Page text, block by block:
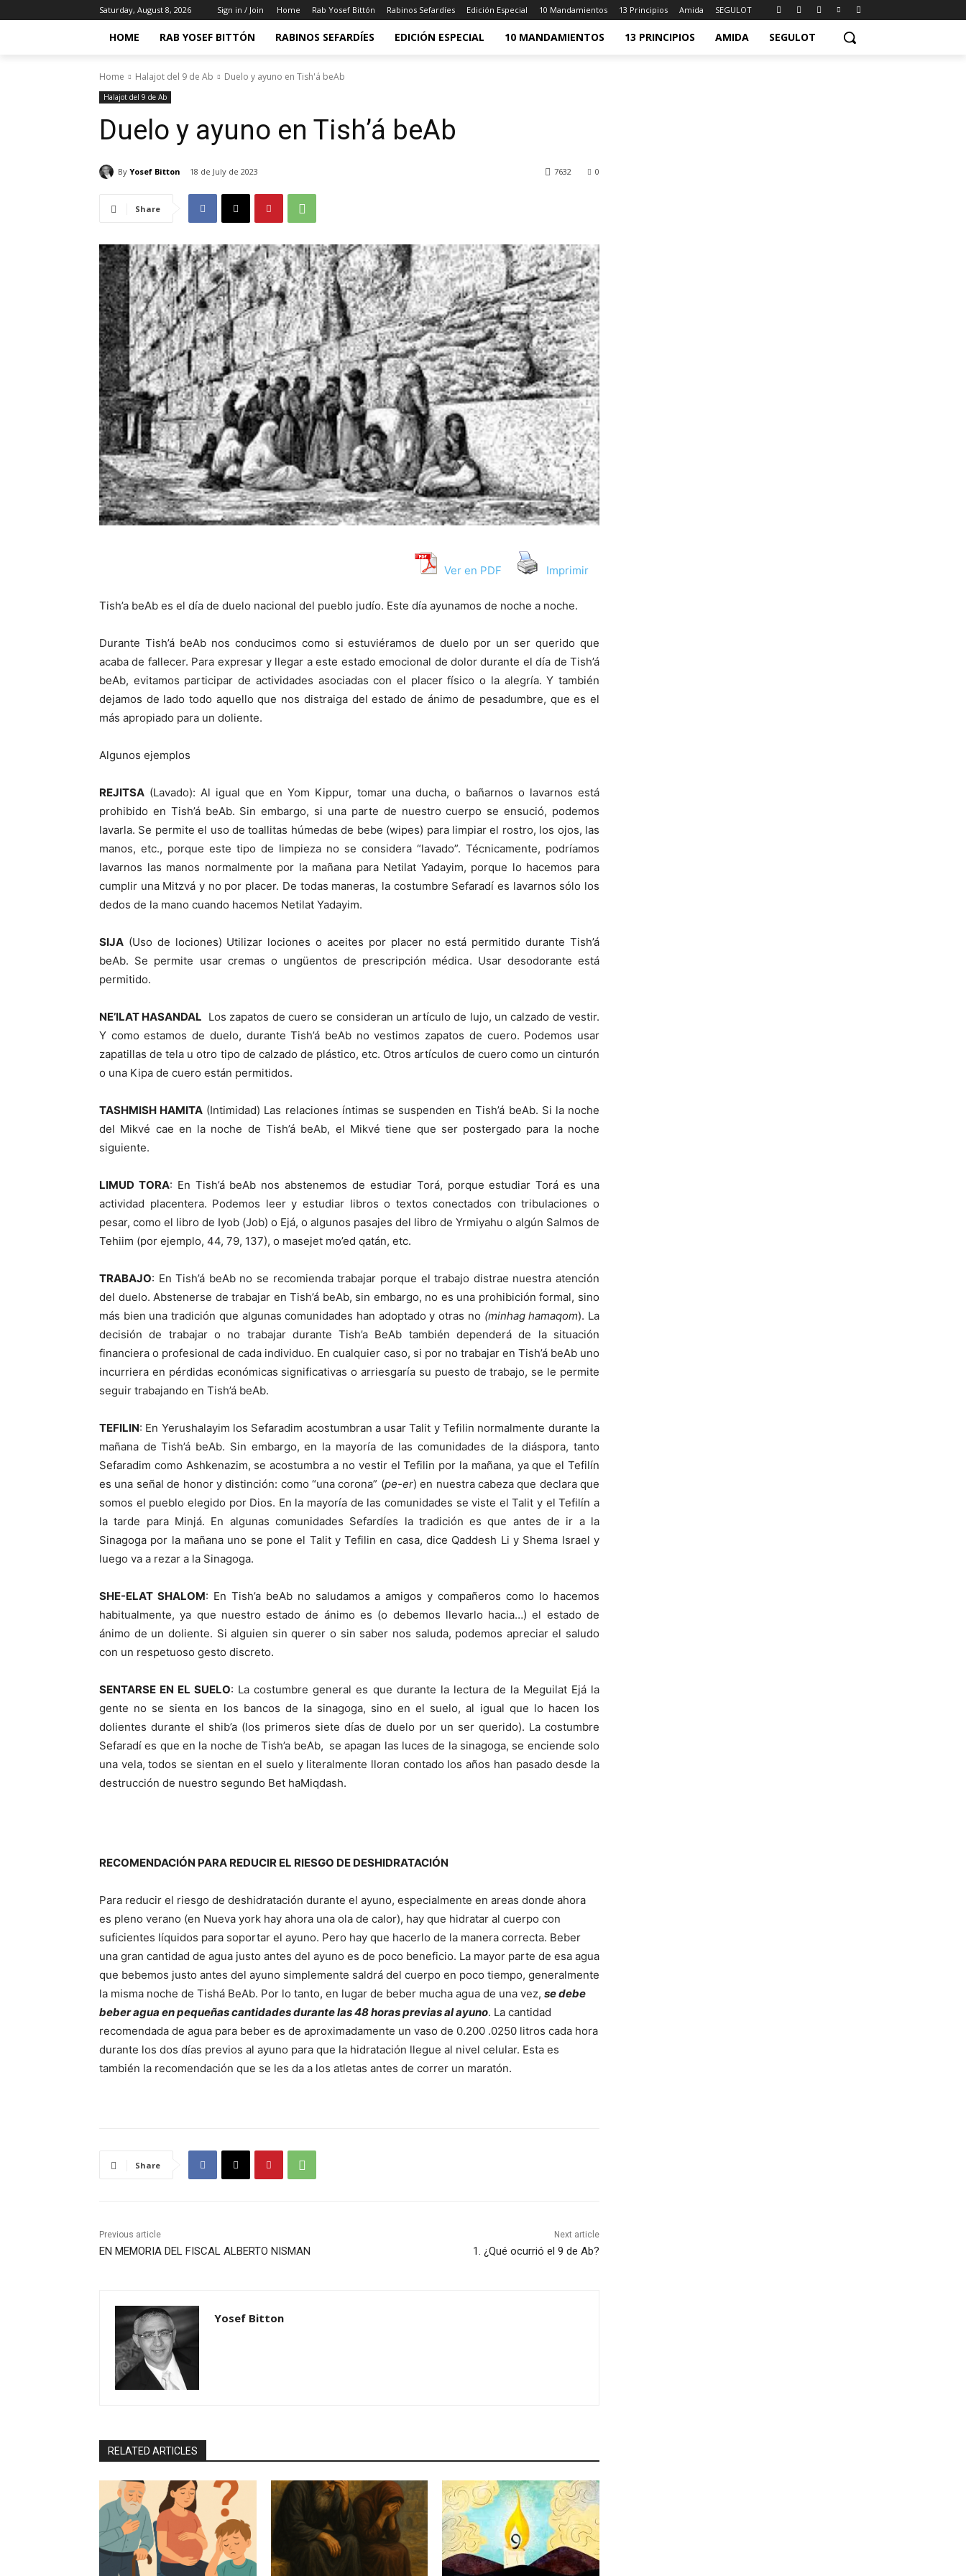
Saturday, August 8, 2026 Sign in / Join Home Rab Yosef Bittón Rabinos Sefardíes Edición Especial 10 Mandamientos 13 Principios Amida SEGULOT
HOME RAB YOSEF BITTÓN RABINOS SEFARDÍES EDICIÓN ESPECIAL 10 MANDAMIENTOS 13 PRINCIPIOS AMIDA SEGULOT
Home Halajot del 9 de Ab Duelo y ayuno en Tish'á beAb
Halajot del 9 de Ab
Duelo y ayuno en Tish’á beAb
By Yosef Bitton 18 de July de 2023 0
7632
Share
Ver en PDF Imprimir
Tish’a beAb es el día de duelo nacional del pueblo judío. Este día ayunamos de noche a noche.
Durante Tish’á beAb nos conducimos como si estuviéramos de duelo por un ser querido que
acaba de fallecer. Para expresar y llegar a este estado emocional de dolor durante el día de Tish’á
beAb, evitamos participar de actividades asociadas con el placer físico o la alegría. Y también
dejamos de lado todo aquello que nos distraiga del estado de ánimo de pesadumbre, que es el
más apropiado para un doliente.
Algunos ejemplos
REJITSA (Lavado): Al igual que en Yom Kippur, tomar una ducha, o bañarnos o lavarnos está
prohibido en Tish’á beAb. Sin embargo, si una parte de nuestro cuerpo se ensució, podemos
lavarla. Se permite el uso de toallitas húmedas de bebe (wipes) para limpiar el rostro, los ojos, las
manos, etc., porque este tipo de limpieza no se considera “lavado”. Técnicamente, podríamos
lavarnos las manos normalmente por la mañana para Netilat Yadayim, porque lo hacemos para
cumplir una Mitzvá y no por placer. De todas maneras, la costumbre Sefaradí es lavarnos sólo los
dedos de la mano cuando hacemos Netilat Yadayim.
SIJA (Uso de lociones) Utilizar lociones o aceites por placer no está permitido durante Tish’á
beAb. Se permite usar cremas o ungüentos de prescripción médica. Usar desodorante está
permitido.
NE’ILAT HASANDAL Los zapatos de cuero se consideran un artículo de lujo, un calzado de vestir.
Y como estamos de duelo, durante Tish’á beAb no vestimos zapatos de cuero. Podemos usar
zapatillas de tela u otro tipo de calzado de plástico, etc. Otros artículos de cuero como un cinturón
o una Kipa de cuero están permitidos.
TASHMISH HAMITA (Intimidad) Las relaciones íntimas se suspenden en Tish’á beAb. Si la noche
del Mikvé cae en la noche de Tish’á beAb, el Mikvé tiene que ser postergado para la noche
siguiente.
LIMUD TORA: En Tish’á beAb nos abstenemos de estudiar Torá, porque estudiar Torá es una
actividad placentera. Podemos leer y estudiar libros o textos conectados con tribulaciones o
pesar, como el libro de Iyob (Job) o Ejá, o algunos pasajes del libro de Yrmiyahu o algún Salmos de
Tehiim (por ejemplo, 44, 79, 137), o masejet mo’ed qatán, etc.
TRABAJO: En Tish’á beAb no se recomienda trabajar porque el trabajo distrae nuestra atención
del duelo. Abstenerse de trabajar en Tish’á beAb, sin embargo, no es una prohibición formal, sino
más bien una tradición que algunas comunidades han adoptado y otras no (minhag hamaqom). La
decisión de trabajar o no trabajar durante Tish’a BeAb también dependerá de la situación
financiera o profesional de cada individuo. En cualquier caso, si por no trabajar en Tish’á beAb uno
incurriera en pérdidas económicas significativas o arriesgaría su puesto de trabajo, se le permite
seguir trabajando en Tish’á beAb.
TEFILIN: En Yerushalayim los Sefaradim acostumbran a usar Talit y Tefilin normalmente durante la
mañana de Tish’á beAb. Sin embargo, en la mayoría de las comunidades de la diáspora, tanto
Sefaradim como Ashkenazim, se acostumbra a no vestir el Tefilin por la mañana, ya que el Tefilín
es una señal de honor y distinción: como “una corona” (pe-er) en nuestra cabeza que declara que
somos el pueblo elegido por Dios. En la mayoría de las comunidades se viste el Talit y el Tefilín a
la tarde para Minjá. En algunas comunidades Sefardíes la tradición es que antes de ir a la
Sinagoga por la mañana uno se pone el Talit y Tefilin en casa, dice Qaddesh Li y Shema Israel y
luego va a rezar a la Sinagoga.
SHE-ELAT SHALOM: En Tish’a beAb no saludamos a amigos y compañeros como lo hacemos
habitualmente, ya que nuestro estado de ánimo es (o debemos llevarlo hacia…) el estado de
ánimo de un doliente. Si alguien sin querer o sin saber nos saluda, podemos apreciar el saludo
con un respetuoso gesto discreto.
SENTARSE EN EL SUELO: La costumbre general es que durante la lectura de la Meguilat Ejá la
gente no se sienta en los bancos de la sinagoga, sino en el suelo, al igual que lo hacen los
dolientes durante el shib’a (los primeros siete días de duelo por un ser querido). La costumbre
Sefaradí es que en la noche de Tish’a beAb, se apagan las luces de la sinagoga, se enciende solo
una vela, todos se sientan en el suelo y literalmente lloran contado los años han pasado desde la
destrucción de nuestro segundo Bet haMiqdash.
RECOMENDACIÓN PARA REDUCIR EL RIESGO DE DESHIDRATACIÓN
Para reducir el riesgo de deshidratación durante el ayuno, especialmente en areas donde ahora
es pleno verano (en Nueva york hay ahora una ola de calor), hay que hidratar al cuerpo con
suficientes líquidos para soportar el ayuno. Pero hay que hacerlo de la manera correcta. Beber
una gran cantidad de agua justo antes del ayuno es de poco beneficio. La mayor parte de esa agua
que bebemos justo antes del ayuno simplemente saldrá del cuerpo en poco tiempo, generalmente
la misma noche de Tishá BeAb. Por lo tanto, en lugar de beber mucha agua de una vez, se debe
beber agua en pequeñas cantidades durante las 48 horas previas al ayuno. La cantidad
recomendada de agua para beber es de aproximadamente un vaso de 0.200 .0250 litros cada hora
durante los dos días previos al ayuno para que la hidratación llegue al nivel celular. Esta es
también la recomendación que se les da a los atletas antes de correr un maratón.
Share
Previous article
EN MEMORIA DEL FISCAL ALBERTO NISMAN
Next article
1. ¿Qué ocurrió el 9 de Ab?
Yosef Bitton
RELATED ARTICLES